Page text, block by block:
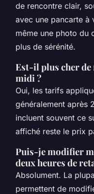
de rencontre clair,
avec une pancarte à
même une photo du
plus de sérénité.
Est-il plus cher
midi ?
Oui, les tarifs
généralement après
incluent souvent ce
affiché reste le prix
Puis-je modifier
deux heures de
Absolument. La
permettent de